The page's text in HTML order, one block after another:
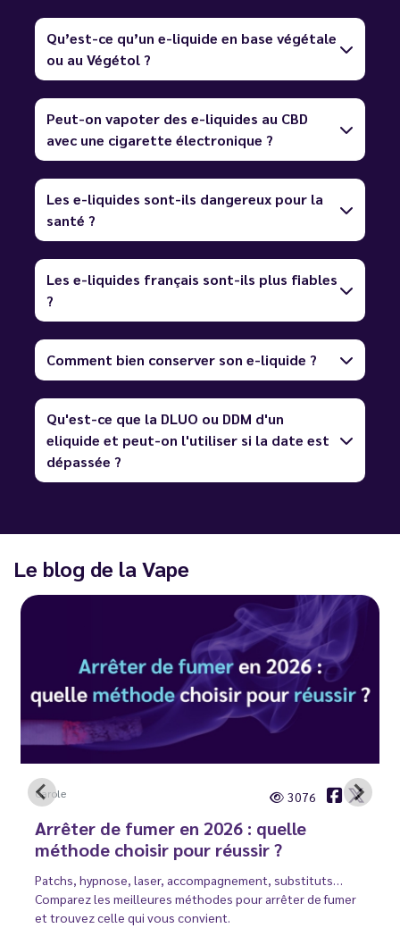
Qu’est-ce qu’un e-liquide en base végétale
ou au Végétol ?
Peut-on vapoter des e-liquides au CBD
avec une cigarette électronique ?
Les e-liquides sont-ils dangereux pour la
santé ?
Les e-liquides français sont-ils plus fiables
?
Comment bien conserver son e-liquide ?
Qu'est-ce que la DLUO ou DDM d'un
eliquide et peut-on l'utiliser si la date est
dépassée ?
Le blog de la Vape
Carole 3076
Arrêter de fumer en 2026 : quelle
méthode choisir pour réussir ?
Patchs, hypnose, laser, accompagnement, substituts…
Comparez les meilleures méthodes pour arrêter de fumer
et trouvez celle qui vous convient.